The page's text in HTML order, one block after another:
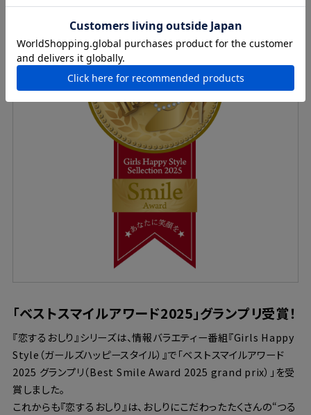
「ベストスマイルアワード2025」グランプリ受賞！
『恋するおしり』シリーズは、情報バラエティー番組『Girls Happy
Style（ガールズハッピースタイル）』で「ベストスマイルアワード
2025 グランプリ（Best Smile Award 2025 grand prix）」を受
賞しました。
これからも『恋するおしり』は、おしりにこだわったたくさんの“つる